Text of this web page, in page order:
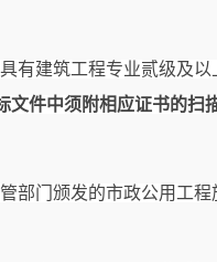
有建筑工程专业贰级及
文件中须附相应证书的
部门颁发的市政公用工